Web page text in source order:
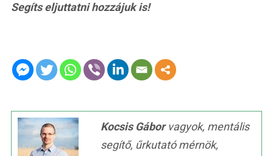
Segíts eljuttatni hozzájuk is!
Kocsis Gáborvagyok, mentális
segítő, űrkutató mérnök,